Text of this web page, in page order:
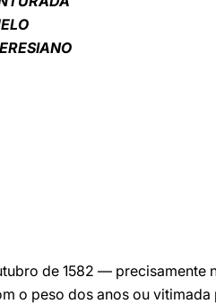
de 1582 — precisamente
o peso dos anos ou vitimada